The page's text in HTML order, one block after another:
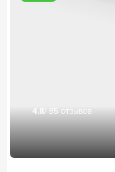
4.8/ 85 отзывов